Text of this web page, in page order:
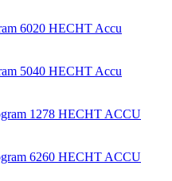
HECHT Accu
HECHT Accu
HECHT ACCU
HECHT ACCU